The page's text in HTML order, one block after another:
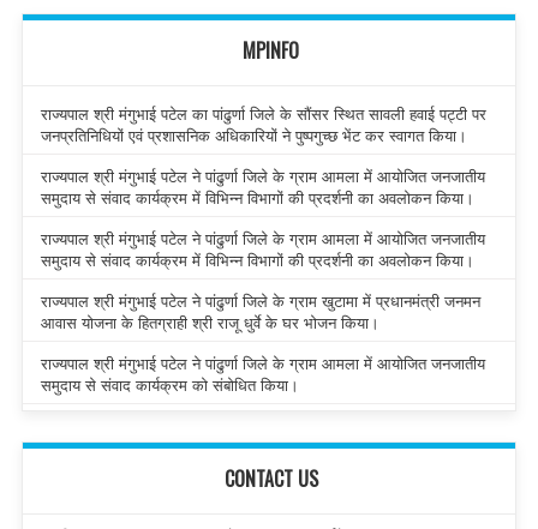
MPINFO
राज्यपाल श्री मंगुभाई पटेल का पांढुर्णा जिले के सौंसर स्थित सावली हवाई पट्टी पर
जनप्रतिनिधियों एवं प्रशासनिक अधिकारियों ने पुष्पगुच्छ भेंट कर स्वागत किया।
राज्यपाल श्री मंगुभाई पटेल ने पांढुर्णा जिले के ग्राम आमला में आयोजित जनजातीय
समुदाय से संवाद कार्यक्रम में विभिन्न विभागों की प्रदर्शनी का अवलोकन किया।
राज्यपाल श्री मंगुभाई पटेल ने पांढुर्णा जिले के ग्राम आमला में आयोजित जनजातीय
समुदाय से संवाद कार्यक्रम में विभिन्न विभागों की प्रदर्शनी का अवलोकन किया।
राज्यपाल श्री मंगुभाई पटेल ने पांढुर्णा जिले के ग्राम खुटामा में प्रधानमंत्री जनमन
आवास योजना के हितग्राही श्री राजू धुर्वे के घर भोजन किया।
राज्यपाल श्री मंगुभाई पटेल ने पांढुर्णा जिले के ग्राम आमला में आयोजित जनजातीय
समुदाय से संवाद कार्यक्रम को संबोधित किया।
CONTACT US